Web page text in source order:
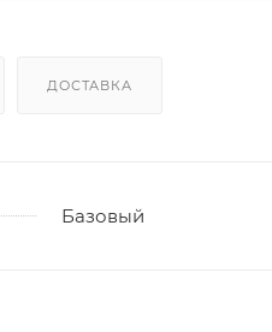
ДОСТАВКА
Базовый